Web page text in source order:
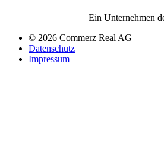
Ein Unternehmen
© 2026 Commerz Real AG
Datenschutz
Impressum